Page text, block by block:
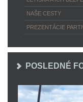
NAŠE CESTY
PREZENTÁCIE
POSLEDNÉ